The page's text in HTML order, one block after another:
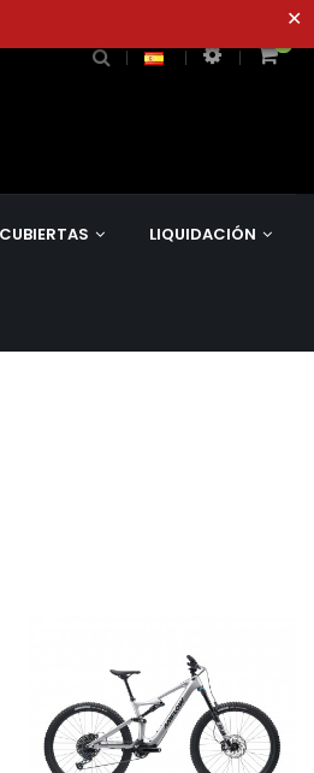
✕
0
0
LIQUIDACIÓN